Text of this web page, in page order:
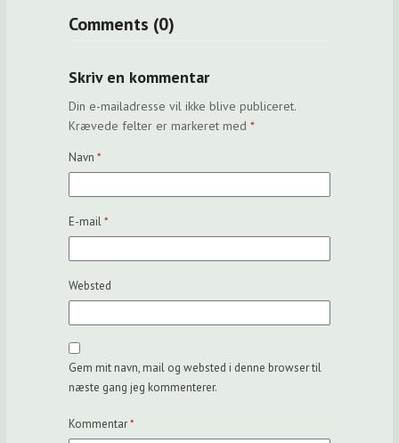
Comments (0)
Skriv en kommentar
Din e-mailadresse vil ikke blive publiceret.
Krævede felter er markeret med*
Navn*
E-mail*
Websted
Gem mit navn, mail og websted i denne browser til
næste gang jeg kommenterer.
Kommentar*